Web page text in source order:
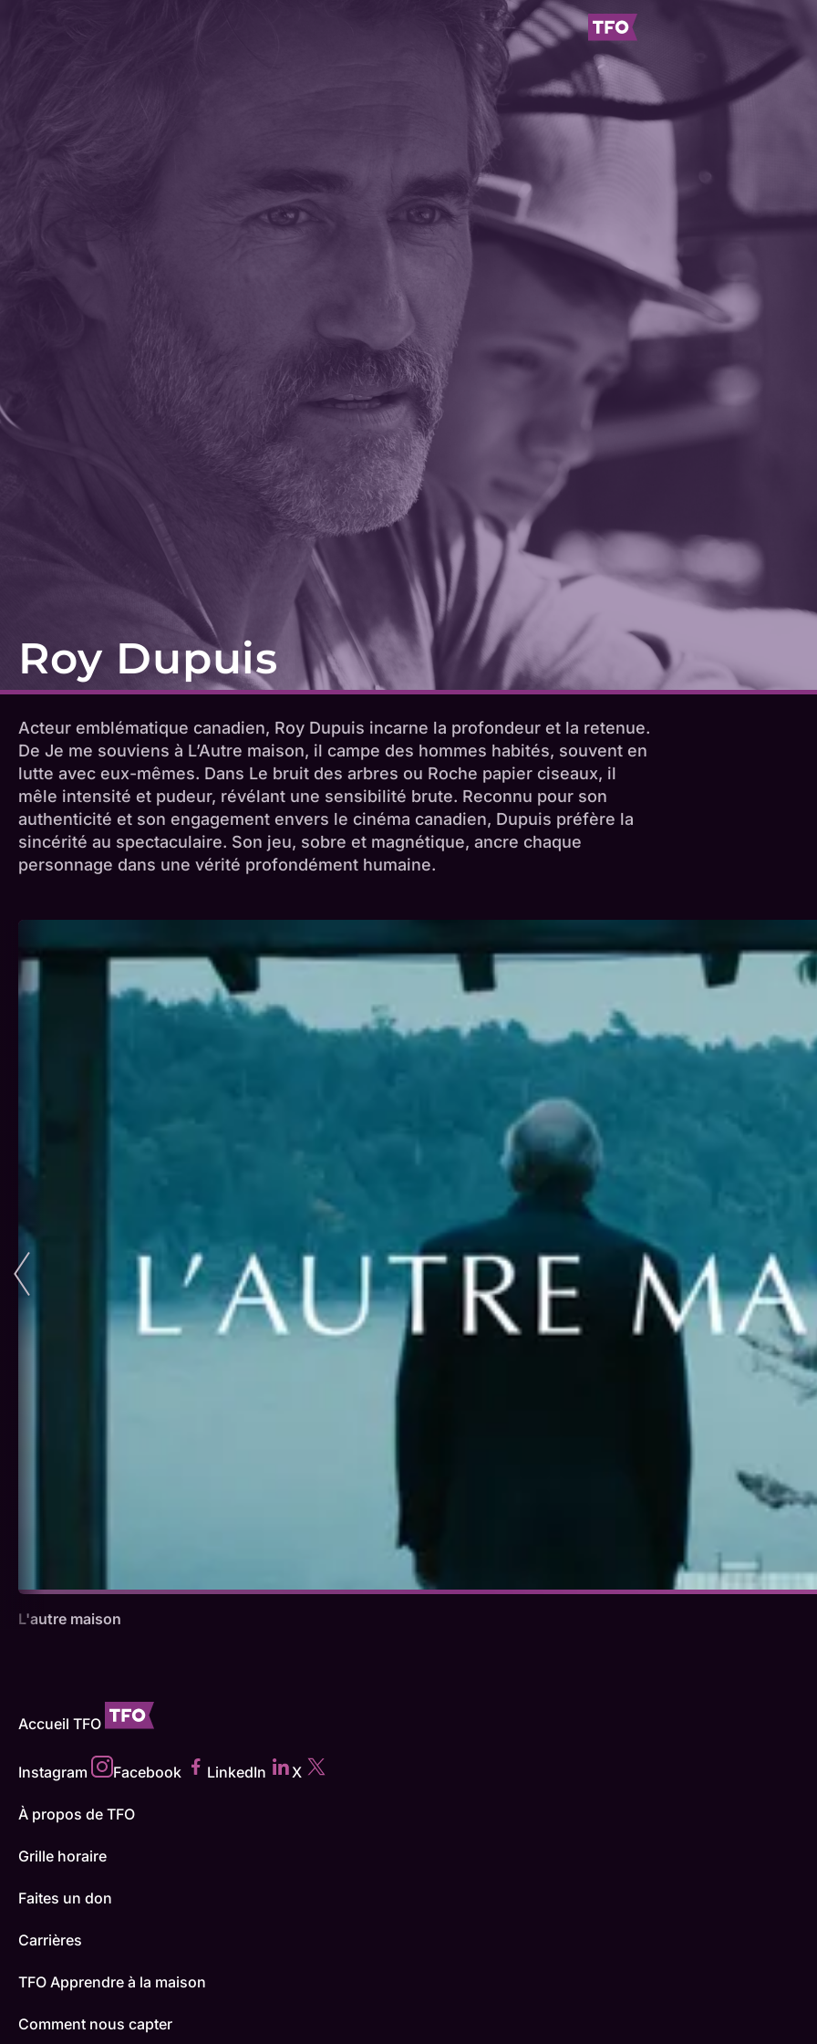
Roy Dupuis
Acteur emblématique canadien, Roy Dupuis incarne la profondeur et la retenue.
De Je me souviens à L’Autre maison, il campe des hommes habités, souvent en
lutte avec eux-mêmes. Dans Le bruit des arbres ou Roche papier ciseaux, il
mêle intensité et pudeur, révélant une sensibilité brute. Reconnu pour son
authenticité et son engagement envers le cinéma canadien, Dupuis préfère la
sincérité au spectaculaire. Son jeu, sobre et magnétique, ancre chaque
personnage dans une vérité profondément humaine.
L'autre maison
Accueil TFO
Instagram Facebook LinkedIn X
À propos de TFO
Grille horaire
Faites un don
Carrières
TFO Apprendre à la maison
Comment nous capter